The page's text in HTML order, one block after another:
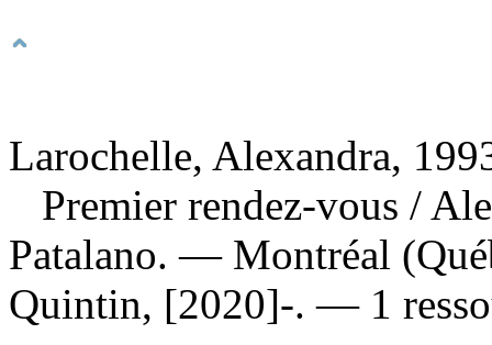
Larochelle, Alexandra,
Premier rendez-vous /
Patalano. — Montréal
Quintin, [2020]-. — 1